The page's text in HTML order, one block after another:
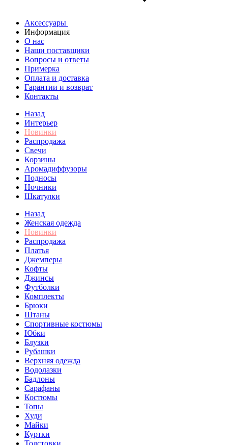
Аксессуары
Информация
О нас
Наши поставщики
Вопросы и ответы
Примерка
Оплата и доставка
Гарантии и возврат
Контакты
Назад
Интерьер
Новинки
Распродажа
Свечи
Корзины
Аромадиффузоры
Подносы
Ночники
Шкатулки
Назад
Женская одежда
Новинки
Распродажа
Платья
Джемперы
Кофты
Джинсы
Футболки
Комплекты
Брюки
Штаны
Спортивные костюмы
Юбки
Блузки
Рубашки
Верхняя одежда
Водолазки
Бадлоны
Сарафаны
Костюмы
Топы
Худи
Майки
Куртки
Толстовки